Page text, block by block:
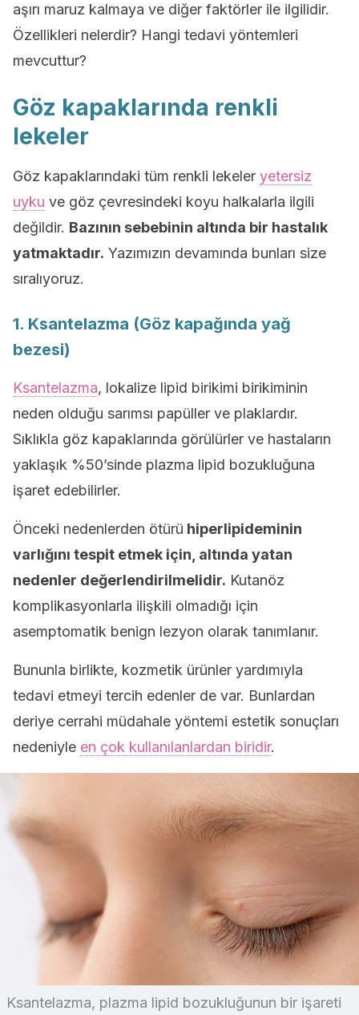
aşırı maruz kalmaya ve diğer faktörler ile ilgilidir.
Özellikleri nelerdir? Hangi tedavi yöntemleri
mevcuttur?
Göz kapaklarında renkli
lekeler
Göz kapaklarındaki tüm renkli lekeler yetersiz
uyku ve göz çevresindeki koyu halkalarla ilgili
değildir. Bazının sebebinin altında bir hastalık
yatmaktadır. Yazımızın devamında bunları size
sıralıyoruz.
1. Ksantelazma (Göz kapağında yağ
bezesi)
Ksantelazma, lokalize lipid birikimi birikiminin
neden olduğu sarımsı papüller ve plaklardır.
Sıklıkla göz kapaklarında görülürler ve hastaların
yaklaşık %50’sinde plazma lipid bozukluğuna
işaret edebilirler.
Önceki nedenlerden ötürü hiperlipideminin
varlığını tespit etmek için, altında yatan
nedenler değerlendirilmelidir. Kutanöz
komplikasyonlarla ilişkili olmadığı için
asemptomatik benign lezyon olarak tanımlanır.
Bununla birlikte, kozmetik ürünler yardımıyla
tedavi etmeyi tercih edenler de var. Bunlardan
deriye cerrahi müdahale yöntemi estetik sonuçları
nedeniyle en çok kullanılanlardan biridir.
Ksantelazma, plazma lipid bozukluğunun bir işareti